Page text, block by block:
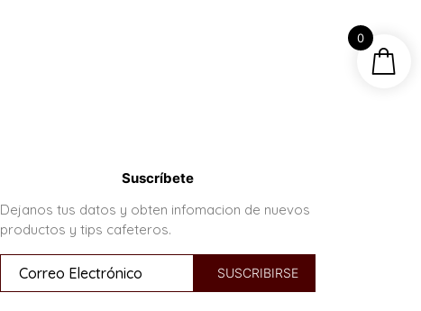
Suscríbete
Dejanos tus datos y obten infomacion de nuevos
productos y tips cafeteros.
0